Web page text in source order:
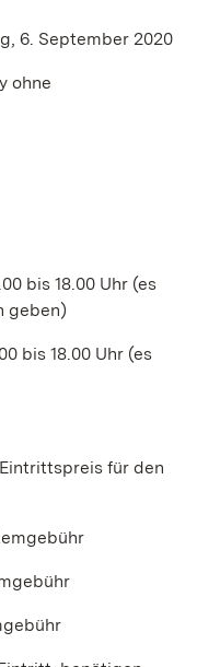
6. September 2020
ohne
bis 18.00 Uhr (es
geben)
bis 18.00 Uhr (es
für den